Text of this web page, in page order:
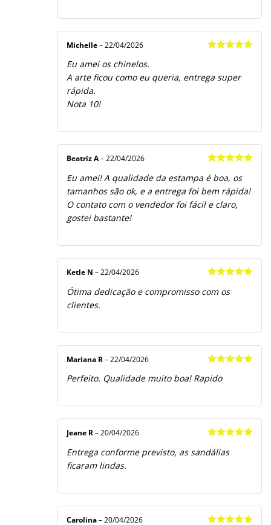
Michelle – 22/04/2026
Eu amei os chinelos.
A arte ficou como eu queria, entrega super
rápida.
Nota 10!
de 5
Beatriz A– 22/04/2026
Eu amei! A qualidade da estampa é boa, os
tamanhos são ok, e a entrega foi bem rápida!
O contato com o vendedor foi fácil e claro,
gostei bastante!
de 5
Ketle N – 22/04/2026
Ótima dedicação e compromisso com os
clientes.
de 5
Mariana R – 22/04/2026
Perfeito. Qualidade muito boa! Rapido
de 5
Jeane R – 20/04/2026
Entrega conforme previsto, as sandálias
ficaram lindas.
Carolina – 20/04/2026